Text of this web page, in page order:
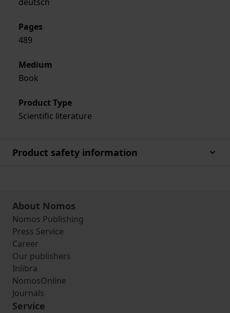
deutsch
Pages
489
Medium
Book
Product Type
Scientific literature
Product safety information
About Nomos
Nomos Publishing
Press Service
Career
Our publishers
Inlibra
NomosOnline
Journals
Service